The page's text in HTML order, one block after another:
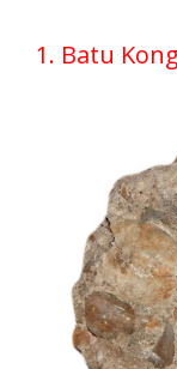
1. Batu